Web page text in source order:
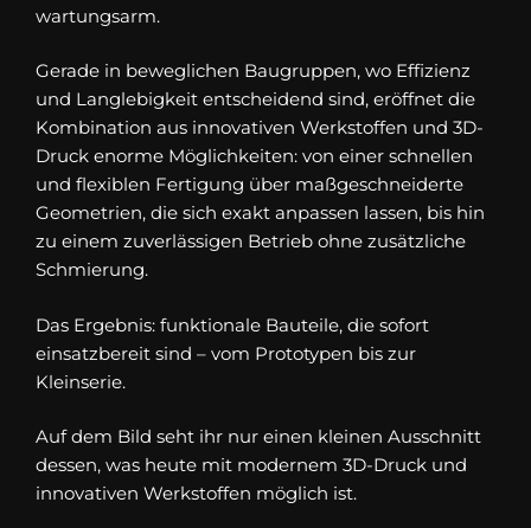
wartungsarm.
Gerade in beweglichen Baugruppen, wo Effizienz
und Langlebigkeit entscheidend sind, eröffnet die
Kombination aus innovativen Werkstoffen und 3D-
Druck enorme Möglichkeiten: von einer schnellen
und flexiblen Fertigung über maßgeschneiderte
Geometrien, die sich exakt anpassen lassen, bis hin
zu einem zuverlässigen Betrieb ohne zusätzliche
Schmierung.
Das Ergebnis: funktionale Bauteile, die sofort
einsatzbereit sind – vom Prototypen bis zur
Kleinserie.
Auf dem Bild seht ihr nur einen kleinen Ausschnitt
dessen, was heute mit modernem 3D-Druck und
innovativen Werkstoffen möglich ist.